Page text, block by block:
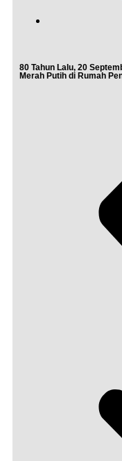
80 Tahun Lalu, 20
Merah Putih di Rumah